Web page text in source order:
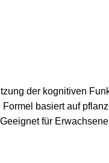
der kognitiven
basiert auf
für